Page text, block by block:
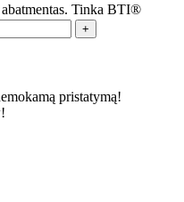
Tinka BTI®
pristatymą!